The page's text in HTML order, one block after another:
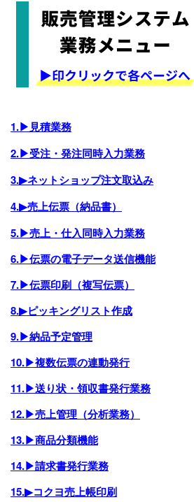
1.▶見積業務
2.▶受注・発注同時入力業務
3.▶ネットショップ注文取込み
4.▶売上伝票（納品書）
5.▶売上・仕入同時入力業務
6.▶伝票の電子データ送信機能
7.▶伝票印刷（複写伝票）
8.▶ピッキングリスト作成
9.▶納品予定管理
10.▶複数伝票の連動発行
11.▶送り状・領収書発行業務
12.▶売上管理（分析業務）
13.▶商品分類機能
14.▶請求書発行業務
15.▶コクヨ売上帳印刷